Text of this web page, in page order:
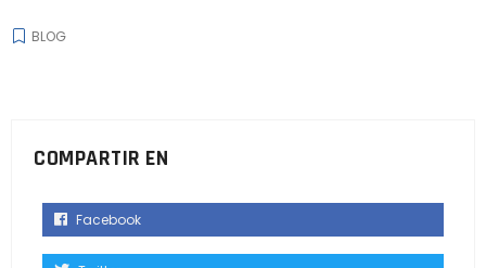
BLOG
COMPARTIR EN
Facebook